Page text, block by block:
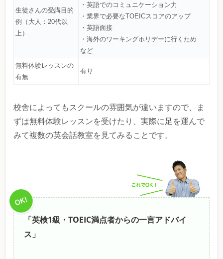
生徒さんの受講目的
例（大人：20代以
上）
・英語でのコミュニケーション力
・業界で必要なTOEICスコアのアップ
・英語面接
・海外のワーキングホリデーに行くため
など
無料体験レッスンの
有無
有り
校舎によってもスクールの雰囲気が違いますので、ま
ずは無料体験レッスンを受けたり、実際に足を運んで
みて複数の英会話教室を見てみることです。
「英検1級・TOEIC満点者からの一言アドバイ
ス」